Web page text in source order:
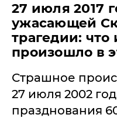
27 июля 2017
ужасающей
трагедии: что
произошло в
Страшное
27 июля 2002
празднования